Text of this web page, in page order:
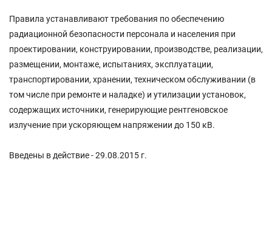
Правила устанавливают требования по обеспечению
радиационной безопасности персонала и населения при
проектировании, конструировании, производстве, реализации,
размещении, монтаже, испытаниях, эксплуатации,
транспортировании, хранении, техническом обслуживании (в
том числе при ремонте и наладке) и утилизации установок,
содержащих источники, генерирующие рентгеновское
излучение при ускоряющем напряжении до 150 кВ.
Введены в действие - 29.08.2015 г.